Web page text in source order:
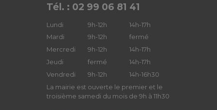
Tél. : 02 99 06 81 41
Lundi 9h-12h
14h-17h
Mardi
9h-12h
fermé
Mercredi
9h-12h
14h-17h
Jeudi
fermé
14h-17h
Vendredi
9h-12h
14h-16h30
La mairie est ouverte le premier et le
troisième samedi du mois de 9h à 11h30